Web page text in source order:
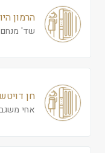
הרמון
שד' מנחם בגין 4 (קומה א),
חן דויטש
אחי משגב 57, ראשון לציון